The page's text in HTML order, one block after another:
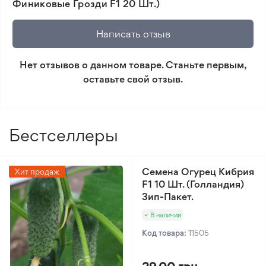
🛡️ Защита покупок. Возврат средств за товар,
который не соответствует ожиданиям. Согласно
условиям возврата.
Минимальный заказ 300 грн.
Финиковые Грозди F1 20 Шт.)
Написать отзыв
Нет отзывов о данном товаре. Станьте первым,
оставьте свой отзыв.
Бестселлеры
Хит продаж
Семена Огурец Кибрия
F1 10 Шт. (Голландия)
Зип-Пакет.
В наличии
Код товара: 11505